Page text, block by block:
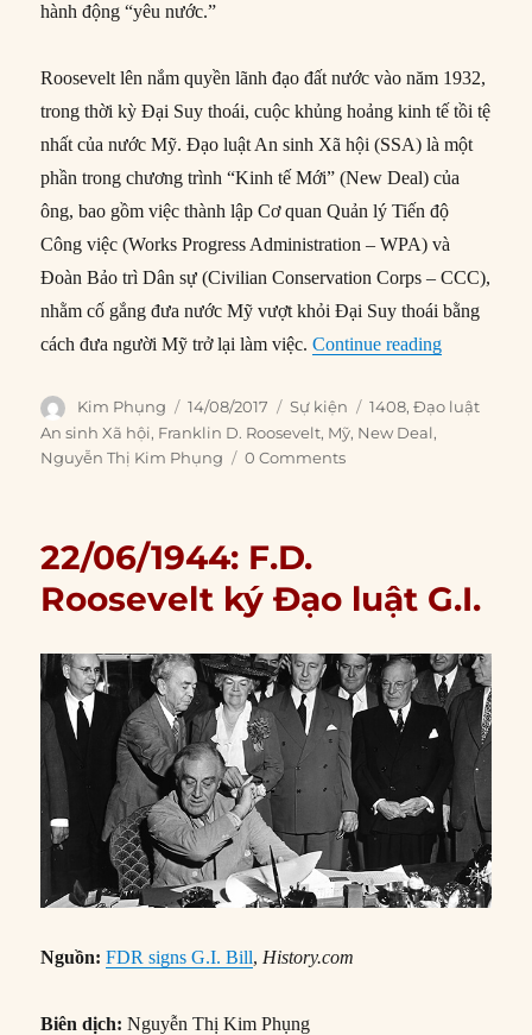
hành động “yêu nước.”
Roosevelt lên nắm quyền lãnh đạo đất nước vào năm 1932,
trong thời kỳ Đại Suy thoái, cuộc khủng hoảng kinh tế tồi tệ
nhất của nước Mỹ. Đạo luật An sinh Xã hội (SSA) là một
phần trong chương trình “Kinh tế Mới” (New Deal) của
ông, bao gồm việc thành lập Cơ quan Quản lý Tiến độ
Công việc (Works Progress Administration – WPA) và
Đoàn Bảo trì Dân sự (Civilian Conservation Corps – CCC),
nhằm cố gắng đưa nước Mỹ vượt khỏi Đại Suy thoái bằng
cách đưa người Mỹ trở lại làm việc.Continue reading“14/08/
Author
Kim Phụng
Posted
on
14/08/2017 Categories
Sự kiện Tags
1408,Đạo luật
An sinh Xã hội, Franklin D. Roosevelt, Mỹ, New Deal,
Nguyễn Thị Kim Phụng
0 Comments
22/06/1944: F.D.
Roosevelt ký Đạo luật G.I.
Nguồn: FDR signs G.I. Bill, History.com
Biên dịch: Nguyễn Thị Kim Phụng